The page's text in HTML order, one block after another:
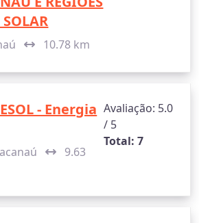
10.78 km
- Energia
9.63
Avaliação: 5.0
/ 5
Total: 7